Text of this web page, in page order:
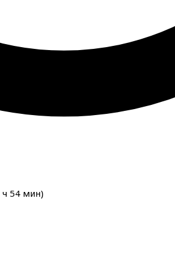
ч 54 мин)